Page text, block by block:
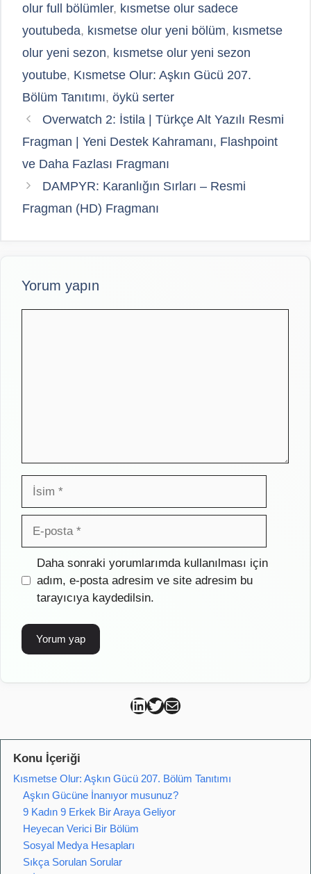
olur full bölümler, kısmetse olur sadece
youtubeda, kısmetse olur yeni bölüm, kısmetse
olur yeni sezon, kısmetse olur yeni sezon
youtube, Kısmetse Olur: Aşkın Gücü 207.
Bölüm Tanıtımı, öykü serter
Overwatch 2: İstila | Türkçe Alt Yazılı Resmi
Fragman | Yeni Destek Kahramanı, Flashpoint
ve Daha Fazlası Fragmanı
DAMPYR: Karanlığın Sırları – Resmi
Fragman (HD) Fragmanı
Yorum yapın
İsim
posta
İnternet
sitesi
Daha sonraki yorumlarımda kullanılması için
adım, e-posta adresim ve site adresim bu
tarayıcıya kaydedilsin.
Can Kütahya Linkedin
Can Kütahya Twitter
Can Kütahya Mail
Konu İçeriği
Kısmetse Olur: Aşkın Gücü 207. Bölüm Tanıtımı
Aşkın Gücüne İnanıyor musunuz?
9 Kadın 9 Erkek Bir Araya Geliyor
Heyecan Verici Bir Bölüm
Sosyal Medya Hesapları
Sıkça Sorulan Sorular